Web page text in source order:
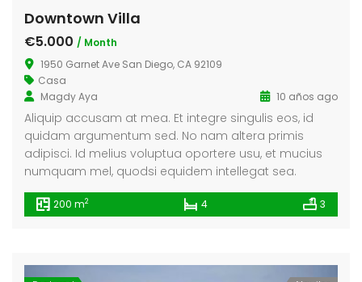
Downtown Villa
€5.000 / Month
1950 Garnet Ave San Diego, CA 92109
Casa
Magdy Aya
10 años ago
Aliquip accusam at mea. Et integre singulis eos, id
quidam argumentum sed. No nam altera primis
adipisci. Id melius voluptua oportere usu, et mucius
numquam mel, quodsi equidem intellegat sea.
200 m2 4 3